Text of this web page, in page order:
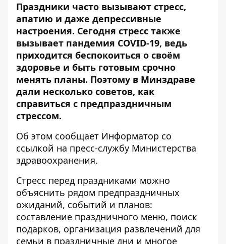
Праздники часто вызывают стресс,
апатию и даже депрессивные
настроения. Сегодня стресс также
вызывает пандемия COVID-19, ведь
приходится беспокоиться о своём
здоровье и быть готовым срочно
менять планы. Поэтому в Минздраве
дали несколько советов, как
справиться с предпраздничным
стрессом.
Об этом сообщает Информатор со
ссылкой на пресс-службу Министерства
здравоохранения.
Стресс перед праздниками можно
объяснить рядом предпраздничных
ожиданий, событий и планов:
составление праздничного меню, поиск
подарков, организация развлечений для
семьи в праздничные дни и многое